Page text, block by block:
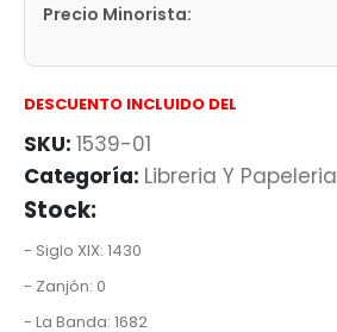
Precio Minorista:
DESCUENTO INCLUIDO DEL
SKU: 1539-01
Categoría: Libreria Y Papeleria
Stock:
- Siglo XIX: 1430
- Zanjón: 0
- La Banda: 1682